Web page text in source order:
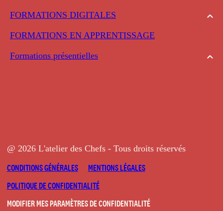
FORMATIONS DIGITALES
FORMATIONS EN APPRENTISSAGE
Formations présentielles
@ 2026 L'atelier des Chefs - Tous droits réservés
CONDITIONS GÉNÉRALES
MENTIONS LÉGALES
POLITIQUE DE CONFIDENTIALITÉ
MODIFIER MES PARAMÈTRES DE CONFIDENTIALITÉ